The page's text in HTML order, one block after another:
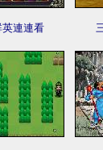
連連看